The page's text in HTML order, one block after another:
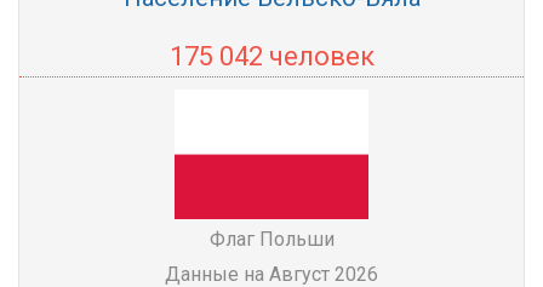
175 042 человек
Флаг Польши
Данные на Август 2026